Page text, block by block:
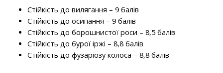
Стійкість до вилягання – 9 балів
Стійкість до осипання – 9 балів
Стійкість до борошнистої роси – 8,5 балів
Стійкість до бурої іржі – 8,8 балів
Стійкість до фузаріозу колоса – 8,8 балів